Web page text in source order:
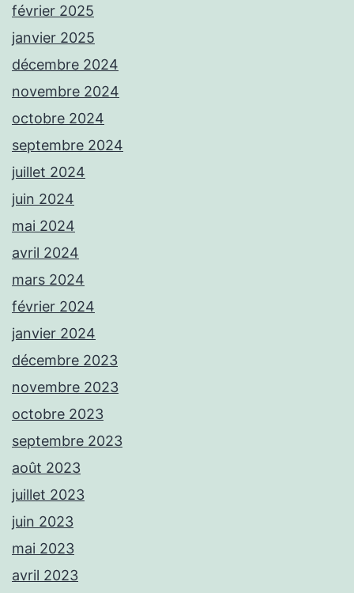
février 2025
janvier 2025
décembre 2024
novembre 2024
octobre 2024
septembre 2024
juillet 2024
juin 2024
mai 2024
avril 2024
mars 2024
février 2024
janvier 2024
décembre 2023
novembre 2023
octobre 2023
septembre 2023
août 2023
juillet 2023
juin 2023
mai 2023
avril 2023